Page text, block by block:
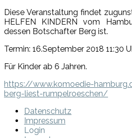
Diese Veranstaltung findet
HELFEN KINDERN vom
dessen Botschafter Berg ist.
Termin: 16.September 2018 11:30
Für Kinder ab 6 Jahren.
https://www.komoedie-
berg-liest-rumpelroeschen/
Datenschutz
Impressum
Login